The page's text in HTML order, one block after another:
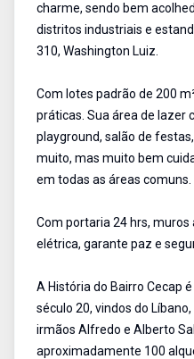
charme, sendo bem
distritos industriais e
310, Washington Luiz.
Com lotes padrão de 200
práticas. Sua área de lazer
playground, salão de
muito, mas muito bem
em todas as áreas comuns.
Com portaria 24 hrs,
elétrica, garante paz e
A História do Bairro Cecap
século 20, vindos do
irmãos Alfredo e Alberto
aproximadamente 100